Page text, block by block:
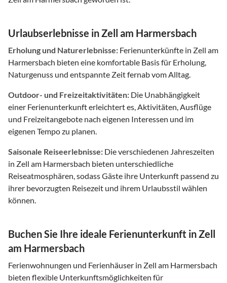
Urlaubserlebnisse in Zell am Harmersbach
Erholung und Naturerlebnisse: Ferienunterkünfte in Zell am
Harmersbach bieten eine komfortable Basis für Erholung,
Naturgenuss und entspannte Zeit fernab vom Alltag.
Outdoor- und Freizeitaktivitäten: Die Unabhängigkeit
einer Ferienunterkunft erleichtert es, Aktivitäten, Ausflüge
und Freizeitangebote nach eigenen Interessen und im
eigenen Tempo zu planen.
Saisonale Reiseerlebnisse: Die verschiedenen Jahreszeiten
in Zell am Harmersbach bieten unterschiedliche
Reiseatmosphären, sodass Gäste ihre Unterkunft passend zu
ihrer bevorzugten Reisezeit und ihrem Urlaubsstil wählen
können.
Buchen Sie Ihre ideale Ferienunterkunft in Zell
am Harmersbach
Ferienwohnungen und Ferienhäuser in Zell am Harmersbach
bieten flexible Unterkunftsmöglichkeiten für